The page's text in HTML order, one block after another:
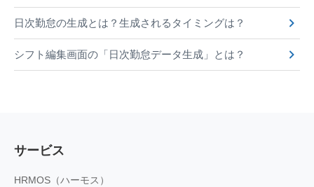
日次勤怠の生成とは？生成されるタイミングは？
シフト編集画面の「日次勤怠データ生成」とは？
サービス
HRMOS（ハーモス）